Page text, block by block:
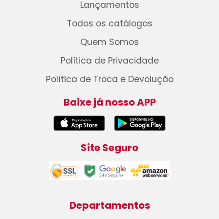
Lançamentos
Todos os catálogos
Quem Somos
Política de Privacidade
Política de Troca e Devolução
Baixe já nosso APP
Site Seguro
Departamentos